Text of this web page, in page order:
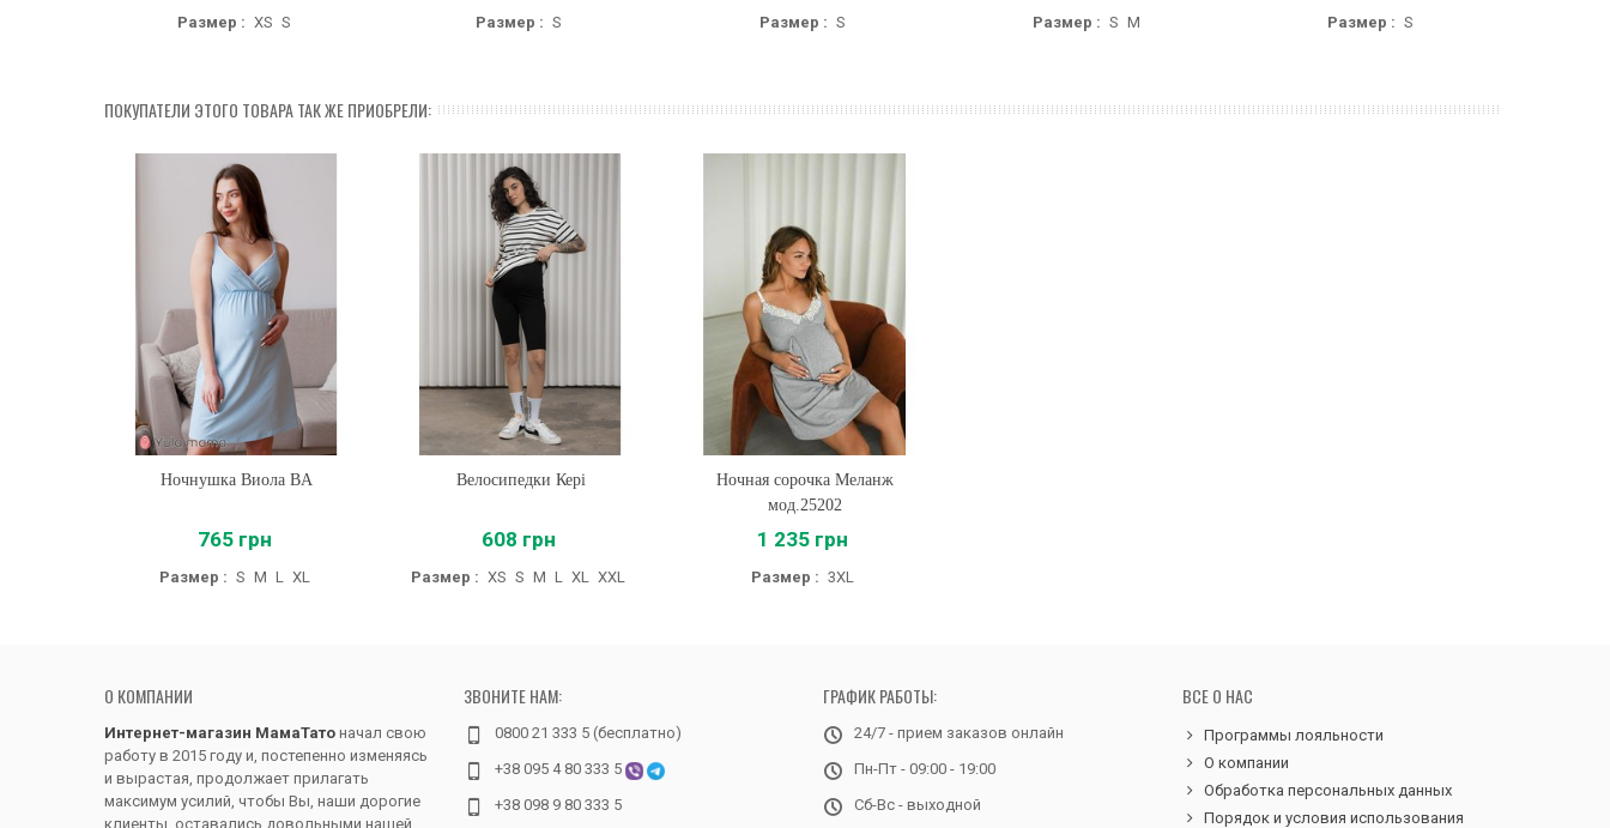
Размер : XS S Размер : S Размер : S Размер : S M Размер : S
ПОКУПАТЕЛИ ЭТОГО ТОВАРА ТАК ЖЕ ПРИОБРЕЛИ:
Купить
Ночнушка Виола BA
765 грн
Размер : S M L XL
Купить
Велосипедки Кері
608 грн
Размер : XS S M L XL XXL
Купить
Ночная сорочка Меланж
мод.25202
1 235 грн
Размер : 3XL
О КОМПАНИИ
Интернет-магазин МамаТато начал свою
работу в 2015 году и, постепенно изменяясь
и вырастая, продолжает прилагать
максимум усилий, чтобы Вы, наши дорогие
клиенты, оставались довольными нашей
ЗВОНИТЕ НАМ:
0800 21 333 5 (бесплатно)
+38 095 4 80 333 5
+38 098 9 80 333 5
ГРАФИК РАБОТЫ:
24/7 - прием заказов онлайн
Пн-Пт - 09:00 - 19:00
Сб-Вс - выходной
ВСЕ О НАС
Программы лояльности
О компании
Обработка персональных данных
Порядок и условия использования